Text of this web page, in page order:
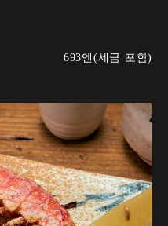
693엔(세금 포함)